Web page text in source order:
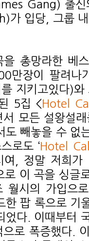
Gang) 출
가 입당, 그룹
을 총망라한 베
만장이 팔려
지키고있다)
5집 <Hotel
모든 설왕설
도 빼놓을 수 없
로도 ‘Hotel
여, 정말 저희가
이 곡을 싱글
월시의 가입으
한 팝 록으로 기
었다. 이때부터
로 폭증했다.